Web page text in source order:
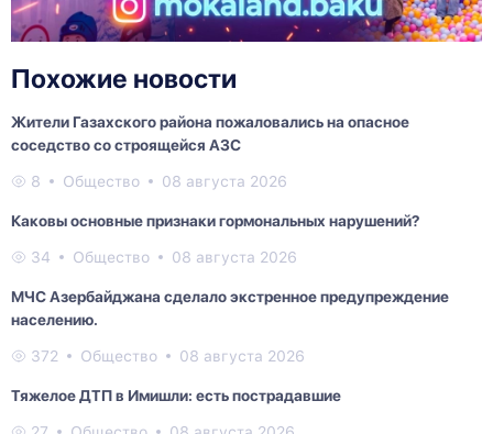
Похожие новости
Жители Газахского района пожаловались на опасное
соседство со строящейся АЗС
8 Общество 08 августа 2026
Каковы основные признаки гормональных нарушений?
34 Общество 08 августа 2026
МЧС Азербайджана сделало экстренное предупреждение
населению.
372 Общество 08 августа 2026
Тяжелое ДТП в Имишли: есть пострадавшие